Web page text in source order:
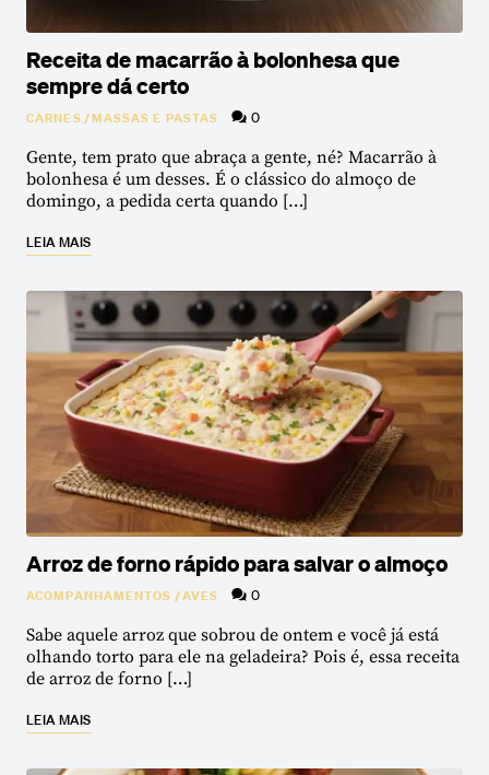
Receita de macarrão à bolonhesa que
sempre dá certo
CARNES/MASSAS E PASTAS 0
Gente, tem prato que abraça a gente, né? Macarrão à
bolonhesa é um desses. É o clássico do almoço de
domingo, a pedida certa quando […]
LEIA MAIS
Arroz de forno rápido para salvar o almoço
ACOMPANHAMENTOS /AVES 0
Sabe aquele arroz que sobrou de ontem e você já está
olhando torto para ele na geladeira? Pois é, essa receita
de arroz de forno […]
LEIA MAIS